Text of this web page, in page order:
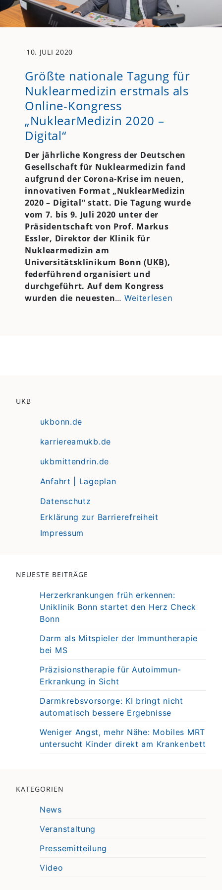
10. JULI 2020
Größte nationale Tagung für
Nuklearmedizin erstmals als
Online-Kongress
„NuklearMedizin 2020 –
Digital“
Der jährliche Kongress der Deutschen
Gesellschaft für Nuklearmedizin fand
aufgrund der Corona-Krise im neuen,
innovativen Format „NuklearMedizin
2020 – Digital“ statt. Die Tagung wurde
vom 7. bis 9. Juli 2020 unter der
Präsidentschaft von Prof. Markus
Essler, Direktor der Klinik für
Nuklearmedizin am
Universitätsklinikum Bonn (UKB),
federführend organisiert und
durchgeführt. Auf dem Kongress
wurden die neuesten… Weiterlesen
UKB
ukbonn.de
karriereamukb.de
ukbmittendrin.de
Anfahrt | Lageplan
Datenschutz
Erklärung zur Barrierefreiheit
Impressum
NEUESTE BEITRÄGE
Herzerkrankungen früh erkennen:
Uniklinik Bonn startet den Herz Check
Bonn
Darm als Mitspieler der Immuntherapie
bei MS
Präzisionstherapie für Autoimmun-
Erkrankung in Sicht
Darmkrebsvorsorge: KI bringt nicht
automatisch bessere Ergebnisse
Weniger Angst, mehr Nähe: Mobiles MRT
untersucht Kinder direkt am Krankenbett
KATEGORIEN
News
Veranstaltung
Pressemitteilung
Video